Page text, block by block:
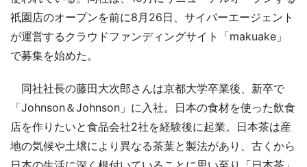
祇園店のオープンを前に8月26日、サイバーエージェント
が運営するクラウドファンディングサイト「makuake」
で募集を始めた。
同社社長の藤田大次郎さんは京都大学卒業後、新卒で
「Johnson＆Johnson」に入社。日本の食材を使った飲食
店を作りたいと食品会社2社を経験後に起業。日本茶は産
地の気候や土壌により異なる茶葉と製法があり、古くから